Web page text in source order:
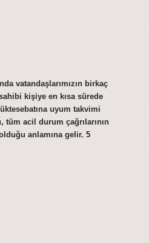
vatandaşlarımızın birkaç
kişiye en kısa sürede
uyum takvimi
acil durum çağrılarının
anlamına gelir. 5